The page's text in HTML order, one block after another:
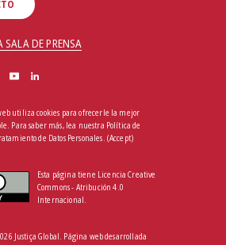
SALA DE PRENSA
utiliza cookies para ofrecerle la mejor
Para saber más, lea nuestra Política de
de Datos Personales (Accept)
Esta página tiene Licencia Creative
Commons - Atribución 4.0
Internacional.
Justiça Global. Página web desarrollada